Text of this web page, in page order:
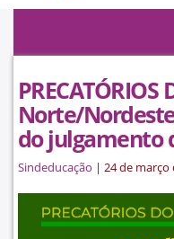
Norte/
do julgamento
Sindeducação | 24 de março